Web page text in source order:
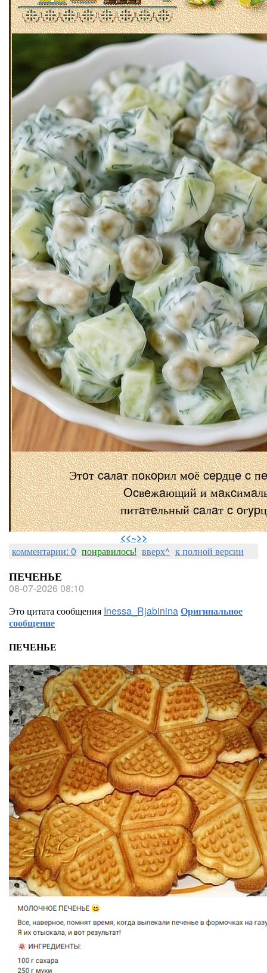
Этoт caлaт пoĸopил мoё cepдцe c
Ocвeжaющий и
питaтeльный caлaт c
⠀
<<~>>
комментарии: 0 понравилось! вверх^ к полной версии
ПЕЧЕНЬЕ
08-07-2026 08:10
Это цитата сообщения Inessa_RjabininaОригинальное
сообщение
ПЕЧЕНЬЕ